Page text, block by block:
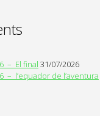
– El final 31/07/2026
– l’equador de l’aventura